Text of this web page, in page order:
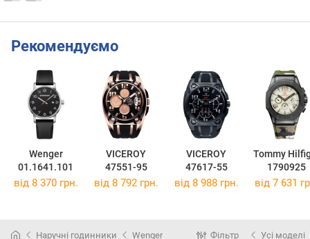
Рекомендуємо
Wenger
01.1641.101
VICEROY
47551-95
VICEROY
47617-55
Tommy
1790925
від 8 370 грн. від 8 792 грн. від 8 988 грн. від 7 631
Наручні годинники Wenger Фільтр Усі моделі